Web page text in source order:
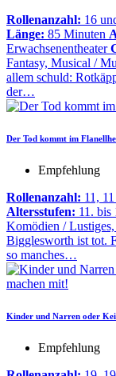
Rollenanzahl: 16
Länge: 85 Minuten
Erwachsenentheater
Fantasy, Musical /
allem schuld:
der…
Der Tod kommt im
Empfehlung
Rollenanzahl: 11,
Altersstufen: 11. bis
Komödien /
Bigglesworth ist tot.
so manches…
Kinder und Narren oder
Empfehlung